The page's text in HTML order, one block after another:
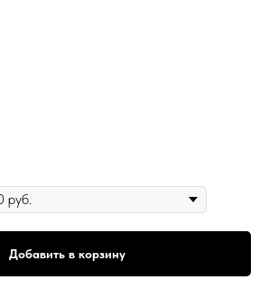
Добавить в корзину